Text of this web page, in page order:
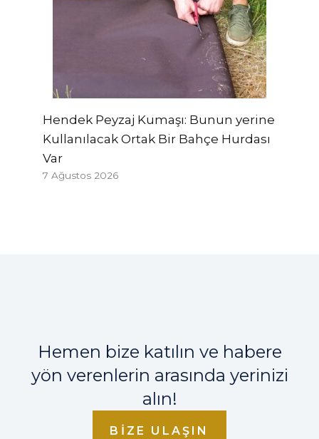
Hendek Peyzaj Kumaşı: Bunun yerine
Kullanılacak Ortak Bir Bahçe Hurdası
Var
7 Ağustos 2026
Hemen bize katılın ve habere
yön verenlerin arasında yerinizi
alın!
BIZE ULAŞIN